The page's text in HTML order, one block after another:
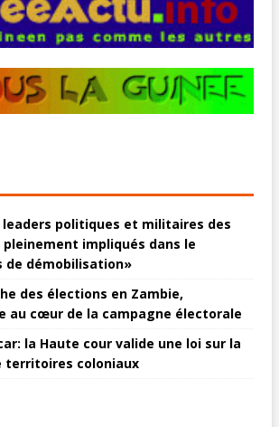
leaders politiques et militaires des
pleinement impliqués dans le
de démobilisation»
des élections en Zambie,
au cœur de la campagne électorale
la Haute cour valide une loi sur la
territoires coloniaux